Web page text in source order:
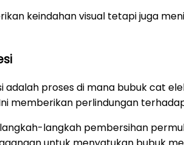
keindahan visual tetapi juga
adalah proses di mana bubuk cat
memberikan perlindungan
langkah pembersihan